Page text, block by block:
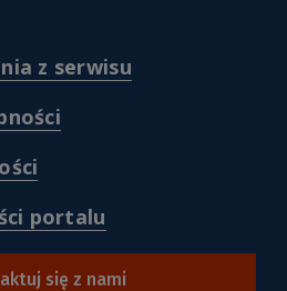
)
z serwisu(
/warunki-
(
/deklaracja-
/polityka-
prywatnosci
)
portalu
/korzystanie-
z-
tresci-
się z nami